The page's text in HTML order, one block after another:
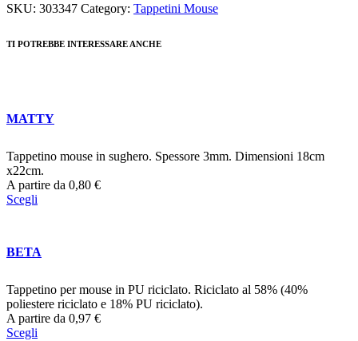
SKU: 303347 Category: Tappetini Mouse
TI POTREBBE INTERESSARE ANCHE
MATTY
Tappetino mouse in sughero. Spessore 3mm. Dimensioni 18cm
x22cm.
A partire da 0,80 €
Scegli
BETA
Tappetino per mouse in PU riciclato. Riciclato al 58% (40%
poliestere riciclato e 18% PU riciclato).
A partire da 0,97 €
Scegli